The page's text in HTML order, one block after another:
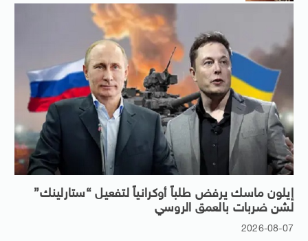
إيلون ماسك يرفض طلباً أوكرانياً لتفعيل “ستارلينك”
لشن ضربات بالعمق الروسي
2026-08-07